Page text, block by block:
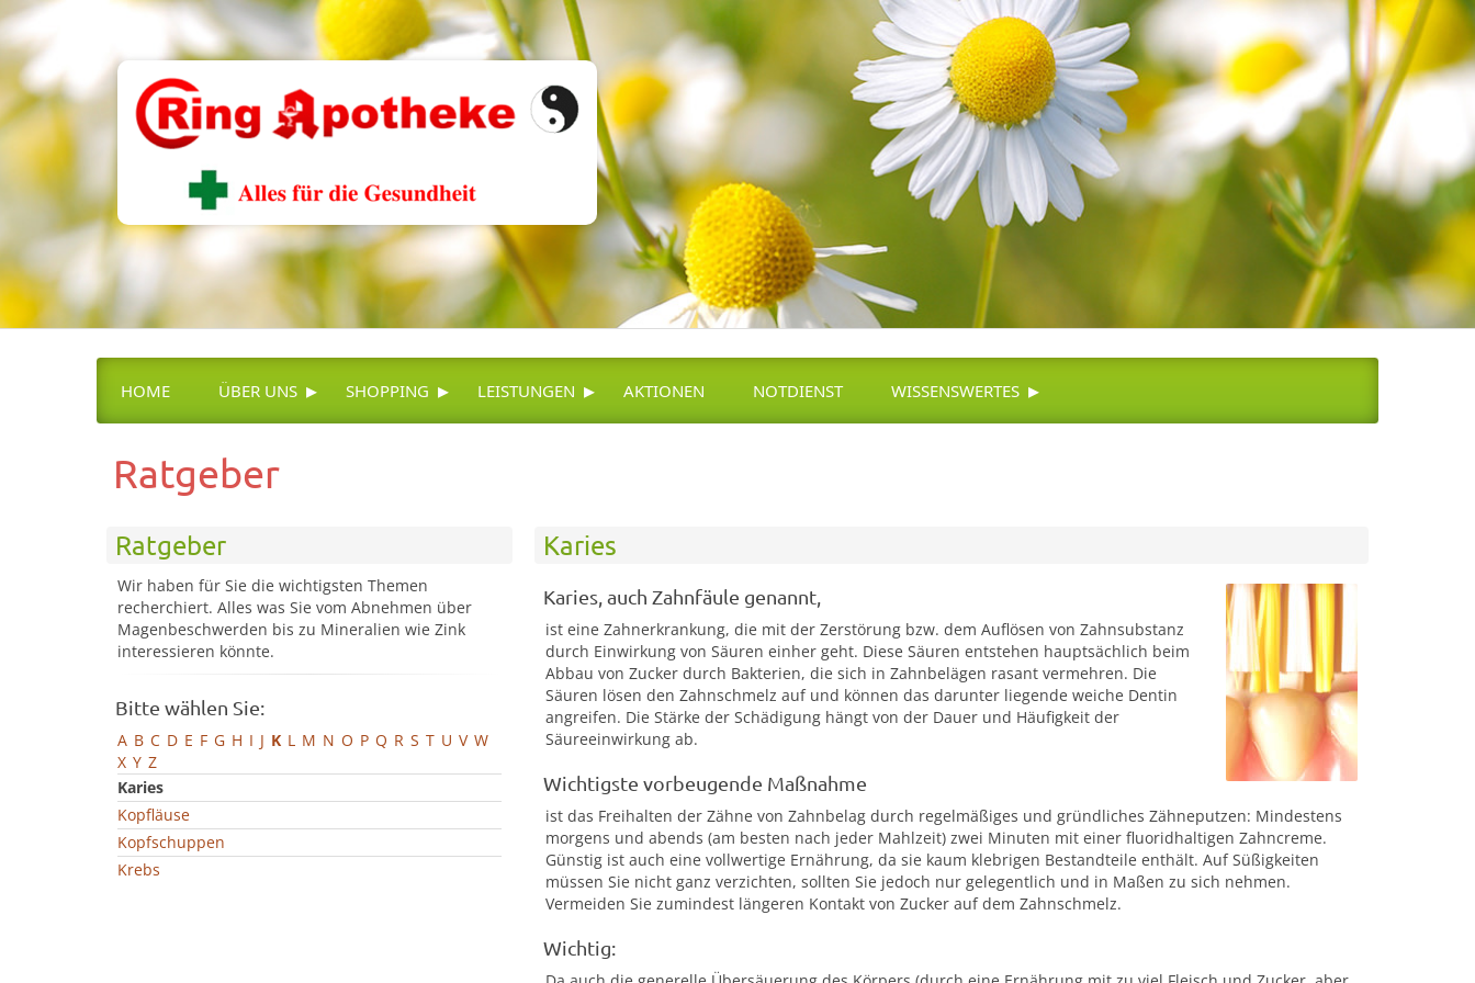
HOME ÜBER UNS ▸ SHOPPING ▸ LEISTUNGEN ▸ AKTIONEN NOTDIENST WISSENSWERTES ▸
Ratgeber
Ratgeber
Wir haben für Sie die wichtigsten Themen
recherchiert. Alles was Sie vom Abnehmen über
Magenbeschwerden bis zu Mineralien wie Zink
interessieren könnte.
Bitte wählen Sie:
A B C D E F G H I J K L M N O P Q R S T U V W
X Y Z
Karies
Kopfläuse
Kopfschuppen
Krebs
Karies
Karies, auch Zahnfäule genannt,
ist eine Zahnerkrankung, die mit der Zerstörung bzw. dem Auflösen von Zahnsubstanz
durch Einwirkung von Säuren einher geht. Diese Säuren entstehen hauptsächlich beim
Abbau von Zucker durch Bakterien, die sich in Zahnbelägen rasant vermehren. Die
Säuren lösen den Zahnschmelz auf und können das darunter liegende weiche Dentin
angreifen. Die Stärke der Schädigung hängt von der Dauer und Häufigkeit der
Säureeinwirkung ab.
Wichtigste vorbeugende Maßnahme
ist das Freihalten der Zähne von Zahnbelag durch regelmäßiges und gründliches Zähneputzen: Mindestens
morgens und abends (am besten nach jeder Mahlzeit) zwei Minuten mit einer fluoridhaltigen Zahncreme.
Günstig ist auch eine vollwertige Ernährung, da sie kaum klebrigen Bestandteile enthält. Auf Süßigkeiten
müssen Sie nicht ganz verzichten, sollten Sie jedoch nur gelegentlich und in Maßen zu sich nehmen.
Vermeiden Sie zumindest längeren Kontakt von Zucker auf dem Zahnschmelz.
Wichtig: